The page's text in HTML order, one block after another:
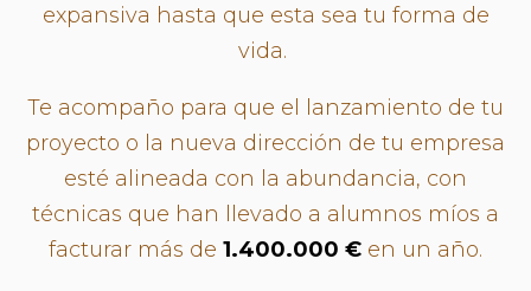
expansiva hasta que esta sea tu forma de
vida.
Te acompaño para que el lanzamiento de tu
proyecto o la nueva dirección de tu empresa
esté alineada con la abundancia, con
técnicas que han llevado a alumnos míos a
facturar más de 1.400.000 € en un año.